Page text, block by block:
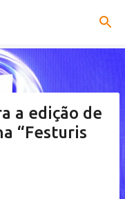
principal
a edição de
“Festuris